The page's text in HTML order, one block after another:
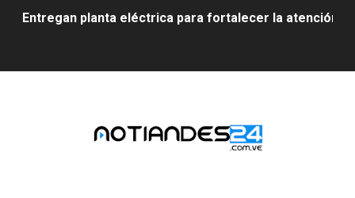
Entregan planta eléctrica para fortalecer la atención
Campo Elías avanza con plan de asfaltado